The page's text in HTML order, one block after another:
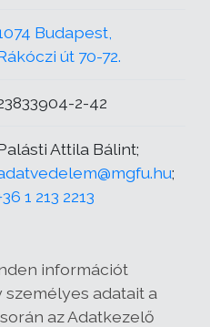
Budapest,
út 70-72.
2-42
Attila Bálint;
;
1 213 2213
információt
adatait a
az Adatkezelő